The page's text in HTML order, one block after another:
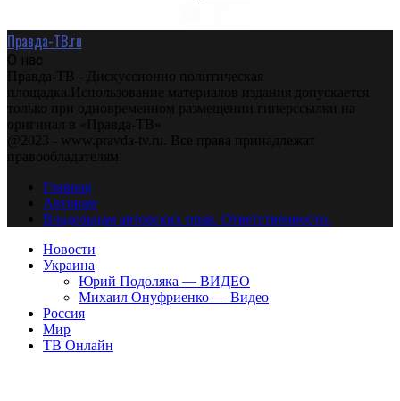
Правда-ТВ.ru
О нас
Правда-ТВ - Дискуссионно политическая
площадка.Использование материалов издания допускается
только при одновременном размещении гиперссылки на
оригинал в «Правда-ТВ»
@2023 - www.pravda-tv.ru. Все права принадлежат
правообладателям.
Главная
Авторам
Владельцам авторских прав. Ответственности.
Новости
Украина
Юрий Подоляка — ВИДЕО
Михаил Онуфриенко — Видео
Россия
Мир
ТВ Онлайн